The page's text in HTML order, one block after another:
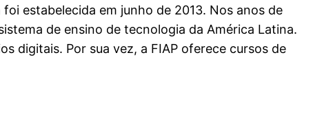
estabelecida em junho de 2013. Nos anos de
de ensino de tecnologia da América Latina.
digitais. Por sua vez, a FIAP oferece cursos de